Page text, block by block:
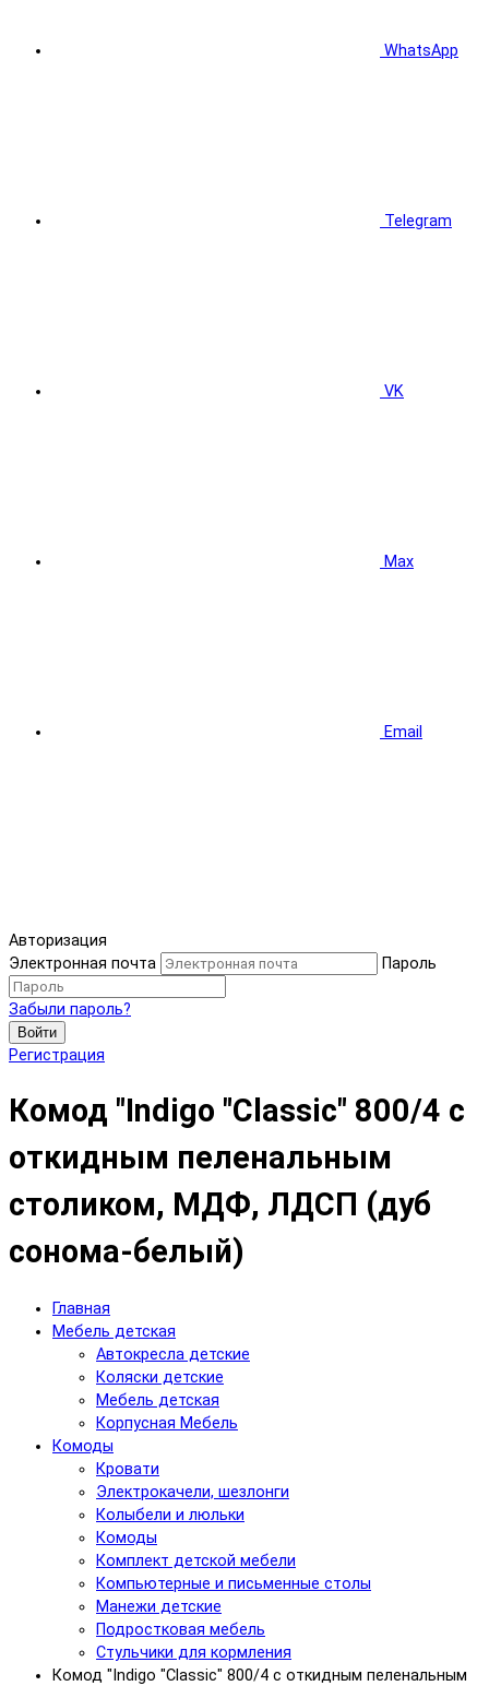
WhatsApp
Telegram
VK
Max
Email
Авторизация
Электронная почта
Пароль
Забыли пароль?
Войти
Регистрация
Комод "Indigo "Classic" 800/4 c
откидным пеленальным
столиком, МДФ, ЛДСП (дуб
сонома-белый)
Главная
Мебель детская
Автокресла детские
Коляски детские
Мебель детская
Корпусная Мебель
Комоды
Кровати
Электрокачели, шезлонги
Колыбели и люльки
Комоды
Комплект детской мебели
Компьютерные и письменные столы
Манежи детские
Подростковая мебель
Стульчики для кормления
Комод "Indigo "Classic" 800/4 c откидным пеленальным